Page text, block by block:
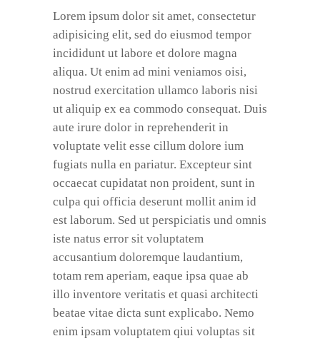
Lorem ipsum dolor sit amet, consectetur
adipisicing elit, sed do eiusmod tempor
incididunt ut labore et dolore magna
aliqua. Ut enim ad mini veniamos oisi,
nostrud exercitation ullamco laboris nisi
ut aliquip ex ea commodo consequat. Duis
aute irure dolor in reprehenderit in
voluptate velit esse cillum dolore ium
fugiats nulla en pariatur. Excepteur sint
occaecat cupidatat non proident, sunt in
culpa qui officia deserunt mollit anim id
est laborum. Sed ut perspiciatis und omnis
iste natus error sit voluptatem
accusantium doloremque laudantium,
totam rem aperiam, eaque ipsa quae ab
illo inventore veritatis et quasi architecti
beatae vitae dicta sunt explicabo. Nemo
enim ipsam voluptatem qiui voluptas sit